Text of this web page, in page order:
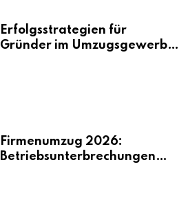
Erfolgsstrategien für
Gründer im Umzugsgewerbe
Firmenumzug 2026:
Betriebsunterbrechungen